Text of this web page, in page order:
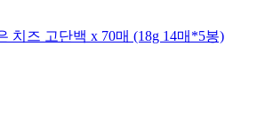
치즈 고단백 x 70매 (18g 14매*5봉)